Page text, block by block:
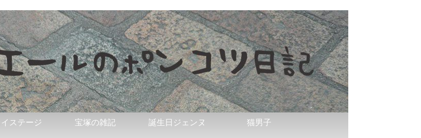
イステージ 宝塚の雑記 誕生日ジェンヌ 猫男子